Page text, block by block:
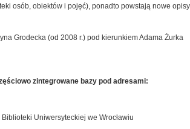
osób, obiektów i pojęć), ponadto powstają nowe
Grodecka (od 2008 r.) pod kierunkiem Adama Żurka
zintegrowane bazy pod adresami:
Uniwersyteckiej we Wrocławiu